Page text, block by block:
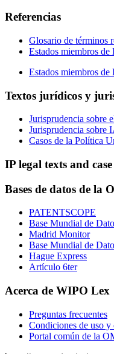
Referencias
Glosario de términos
Estados miembros
Estados miembros
Textos jurídicos y
Jurisprudencia sobre
Jurisprudencia sobre
Casos de la Política
IP legal texts and
Bases de datos de la
PATENTSCOPE
Base Mundial de
Madrid Monitor
Base Mundial de
Hague Express
Artículo 6ter
Acerca de WIPO Lex
Preguntas frecuentes
Condiciones de uso y
Portal común de la